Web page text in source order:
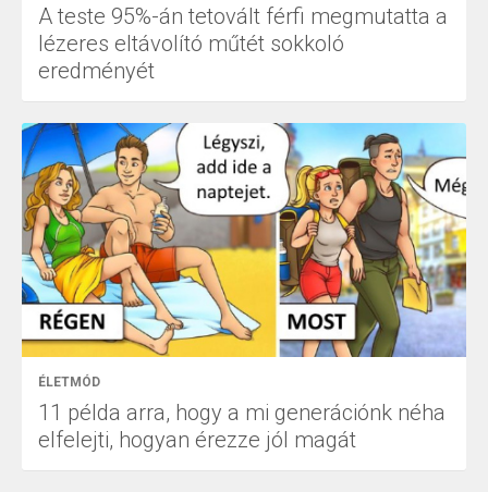
A teste 95%-án tetovált férfi megmutatta a
lézeres eltávolító műtét sokkoló
eredményét
ÉLETMÓD
11 példa arra, hogy a mi generációnk néha
elfelejti, hogyan érezze jól magát